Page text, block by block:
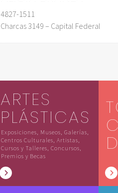
4827-1511
Charcas 3149 – Capital Federal
ARTES
PLÁSTICAS
Exposiciones, Museos, Galerías,
Centros Culturales, Artistas,
Cursos y Talleres, Concursos,
Premios y Becas